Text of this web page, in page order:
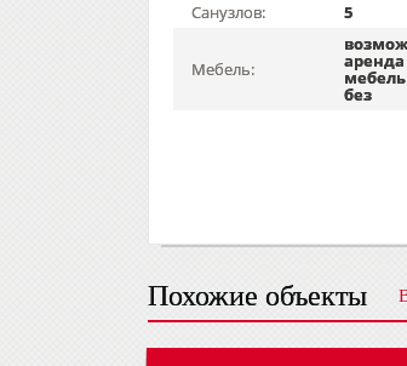
Санузлов:
5
Мебель: аренда
без
Похожие объекты